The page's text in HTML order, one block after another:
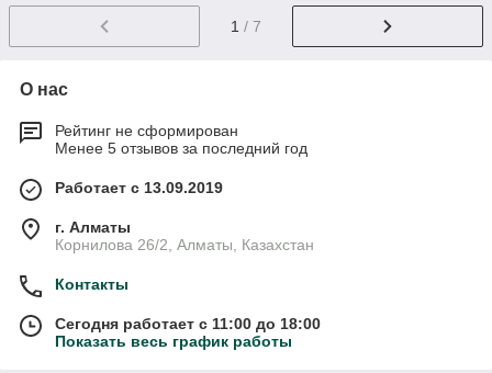
1 / 7
О нас
Рейтинг не сформирован
Менее 5 отзывов за последний год
Работает с 13.09.2019
г. Алматы
Корнилова 26/2, Алматы, Казахстан
Контакты
Сегодня работает с 11:00 до 18:00
Показать весь график работы